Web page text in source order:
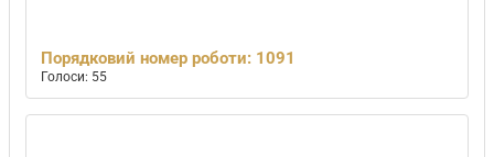
Порядковий номер роботи: 1091
Голоси: 55